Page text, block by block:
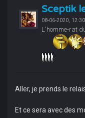
Sceptik
08-06-2020, 12:30
L'homme-rat
Aller, je prends le
Et ce sera avec des